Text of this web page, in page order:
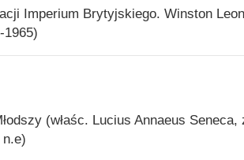
Imperium Brytyjskiego. Winston
1965)
(właśc. Lucius Annaeus Seneca,